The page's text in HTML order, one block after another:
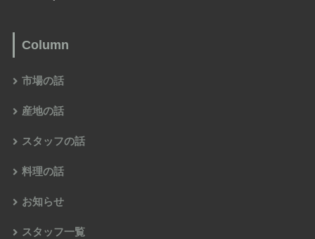
Column
市場の話
産地の話
スタッフの話
料理の話
お知らせ
スタッフ一覧